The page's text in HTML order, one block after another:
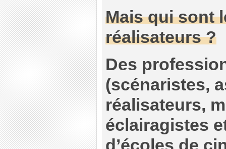
Mais qui sont
réalisateurs ?
Des
(scénaristes,
réalisateurs,
éclairagistes
d’écoles de